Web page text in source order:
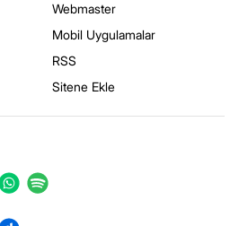
Webmaster
Mobil Uygulamalar
RSS
Sitene Ekle